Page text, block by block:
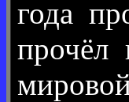
года
прочёл